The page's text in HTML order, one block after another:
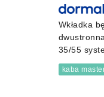
Wkładka
35/55
kaba